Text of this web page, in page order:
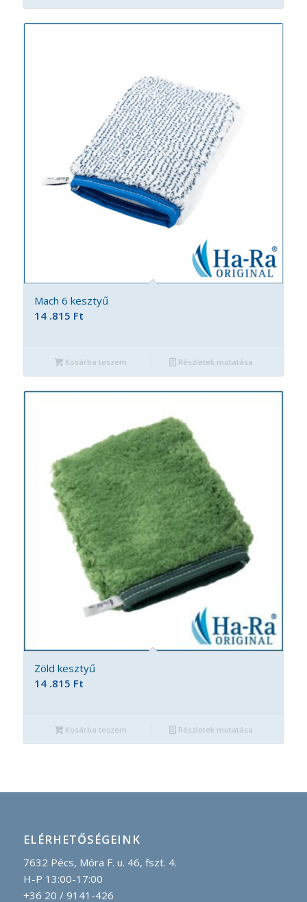
Mach 6 kesztyű
14 .815 Ft
Kosárba teszem Részletek mutatása
Zöld kesztyű
14 .815 Ft
Kosárba teszem Részletek mutatása
ELÉRHETŐSÉGEINK
7632 Pécs, Móra F. u. 46, fszt. 4.
H-P 13:00-17:00
+36 20 / 9141-426